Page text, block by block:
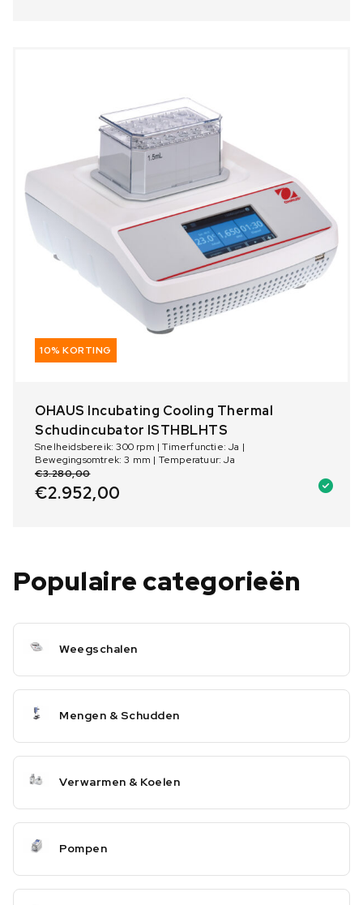
10% KORTING
OHAUS Incubating Cooling Thermal
Schudincubator ISTHBLHTS
Snelheidsbereik: 300 rpm | Timerfunctie: Ja |
Bewegingsomtrek: 3 mm | Temperatuur: Ja
€3.280,00
€2.952,00
Populaire categorieën
Weegschalen
Mengen & Schudden
Verwarmen & Koelen
Pompen